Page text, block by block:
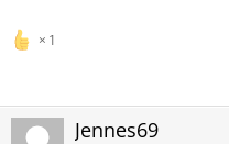
1
Jennes69